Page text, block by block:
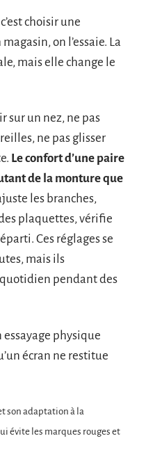
choisir une
on l’essaie. La
mais elle change le
sur un nez, ne pas
ne pas glisser
Le confort d’une paire
de la monture que
les branches,
plaquettes, vérifie
Ces réglages se
mais ils
pendant des
essayage physique
écran ne restitue
son adaptation à la
évite les marques rouges et